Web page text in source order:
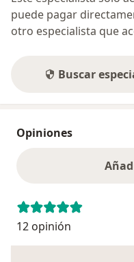
puede pagar
otro especialista que
Buscar
Opiniones
12 opinión